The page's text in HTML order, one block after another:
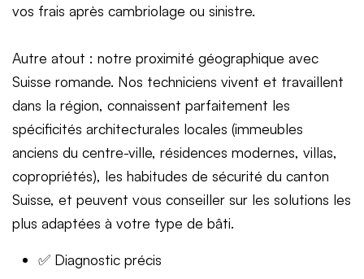
vos frais après cambriolage ou sinistre.
Autre atout : notre proximité géographique avec
Suisse romande. Nos techniciens vivent et travaillent
dans la région, connaissent parfaitement les
spécificités architecturales locales (immeubles
anciens du centre-ville, résidences modernes, villas,
copropriétés), les habitudes de sécurité du canton
Suisse, et peuvent vous conseiller sur les solutions les
plus adaptées à votre type de bâti.
✅ Diagnostic précis